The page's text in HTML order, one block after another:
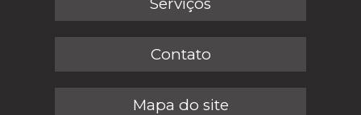
Contato
Mapa do site